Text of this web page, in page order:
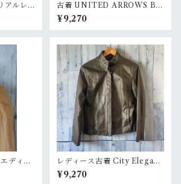
アルレ
ット R
古着 UNITED ARROWS BL
UE LABEL スエード ランチ
ジャケット サイズM 裏ボア R
ankB
¥9,270
ディ・
ケッ
レディース古着 City Eleganc
e 牛革レザージャケット サイ
ズF RankB
¥9,270